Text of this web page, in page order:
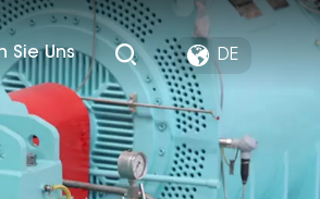
Sie Uns DE